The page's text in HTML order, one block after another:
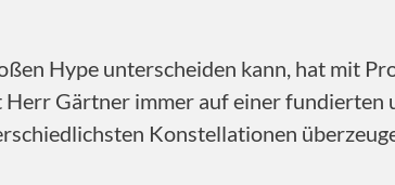
Hype unterscheiden kann, hat mit
Gärtner immer auf einer fundierten
Konstellationen